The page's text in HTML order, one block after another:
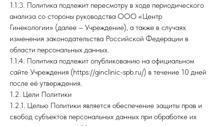
1.1.3. Политика подлежит пересмотру в ходе периодического
анализа со стороны руководства ООО «Центр
Гинекологии» (далее – Учреждение), а также в случаях
изменения законодательства Российской Федерации в
области персональных данных.
1.1.4. Политика подлежит опубликованию на официальном
сайте Учреждения (https://ginclinic-spb.ru/) в течение 10 дней
после её утверждения.
1.2. Цели Политики
1.2.1. Целью Политики является обеспечение защиты прав и
свобод субъектов персональных данных при обработке их